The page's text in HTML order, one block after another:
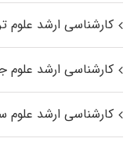
کارشناسی ارشد علوم
کارشناسی ارشد علوم
کارشناسی ارشد علوم